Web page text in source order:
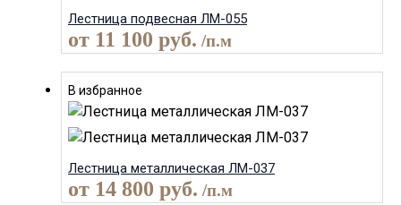
Лестница подвесная ЛМ-055
от 11 100 руб. /п.м
В избранное
Лестница металлическая ЛМ-037
от 14 800 руб. /п.м